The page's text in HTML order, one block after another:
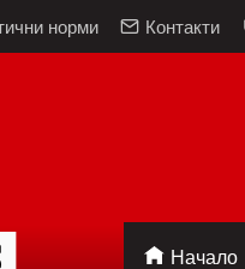
норми Контакти
Начало